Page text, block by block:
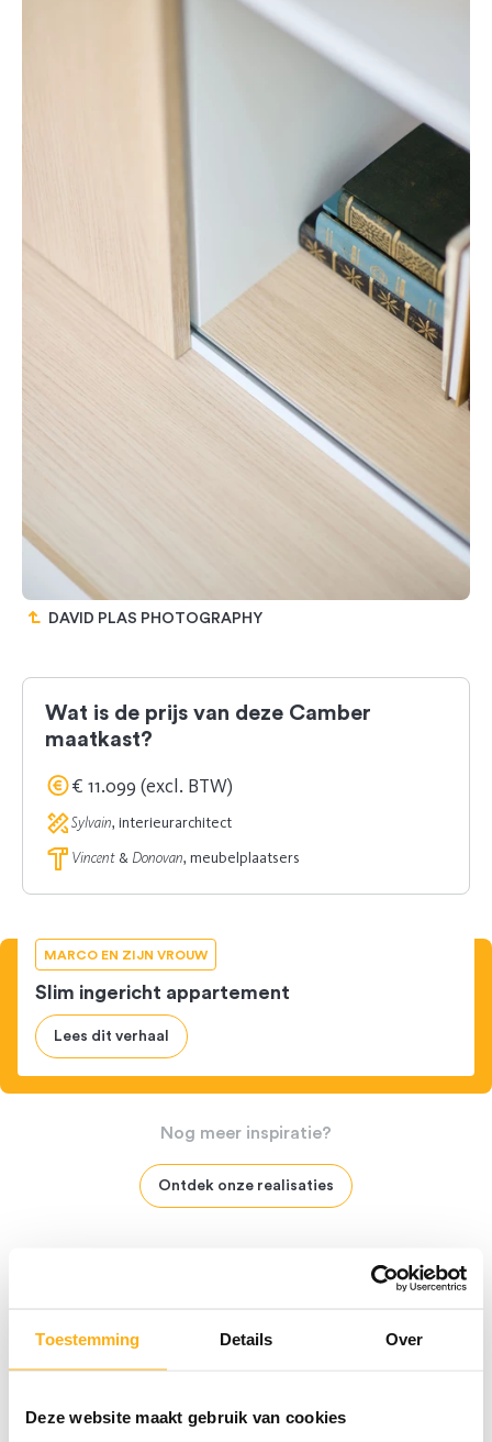
Toestemming Details Over
Deze website maakt gebruik van cookies
DAVID PLAS PHOTOGRAPHY
Wat is de prijs van deze Camber
maatkast?
€ 11.099 (excl. BTW)
Sylvain, interieurarchitect
Vincent & Donovan, meubelplaatsers
MARCO EN ZIJN VROUW
Slim ingericht appartement
Lees dit verhaal
Nog meer inspiratie?
Ontdek onze realisaties